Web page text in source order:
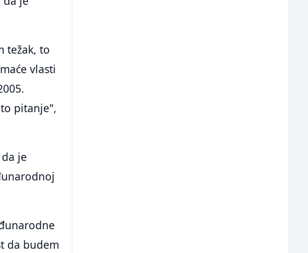
težak, to
vlasti
pitanje",
je
da budem